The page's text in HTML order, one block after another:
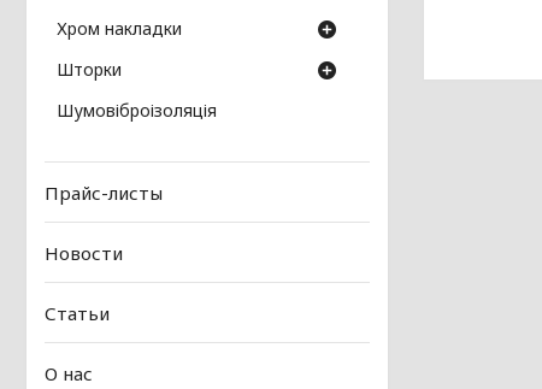
Хром накладки
Шторки
Шумовіброізоляція
Прайс-листы
Новости
Статьи
О нас